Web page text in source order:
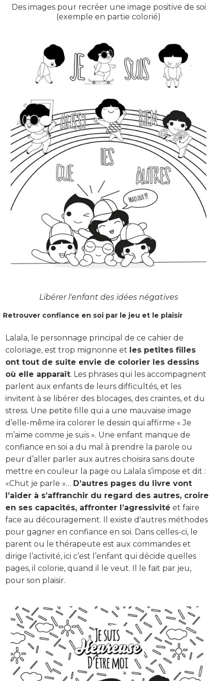
Des images pour recréer une image positive de soi
(exemple en partie colorié)
Libérer l'enfant des idées négatives
Retrouver confiance en soi par le jeu et le plaisir
Lalala, le personnage principal de ce cahier de
coloriage, est trop mignonne et les petites filles
ont tout de suite envie de colorier les dessins
où elle apparaît. Les phrases qui les accompagnent
parlent aux enfants de leurs difficultés, et les
invitent à se libérer des blocages, des craintes, et du
stress. Une petite fille qui a une mauvaise image
d’elle-même ira colorer le dessin qui affirme « Je
m’aime comme je suis ». Une enfant manque de
confiance en soi a du mal à prendre la parole ou
peur d’aller parler aux autres choisira sans doute
mettre en couleur la page ou Lalala s’impose et dit :
«Chut je parle »… D’autres pages du livre vont
l’aider à s’affranchir du regard des autres, croire
en ses capacités, affronter l’agressivité et faire
face au découragement. Il existe d'autres méthodes
pour gagner en confiance en soi. Dans celles-ci, le
parent ou le thérapeute est aux commandes et
dirige l’activité, ici c’est l’enfant qui décide quelles
pages, il colorie, quand il le veut. Il le fait par jeu,
pour son plaisir.